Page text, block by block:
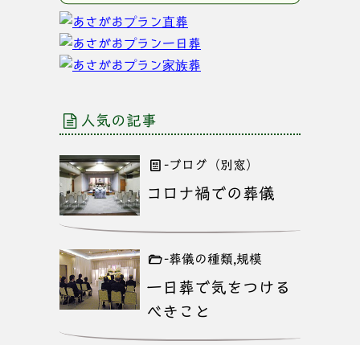
人気の記事
-ブログ（別窓）
コロナ禍での葬儀
-葬儀の種類,規模
一日葬で気をつける
べきこと